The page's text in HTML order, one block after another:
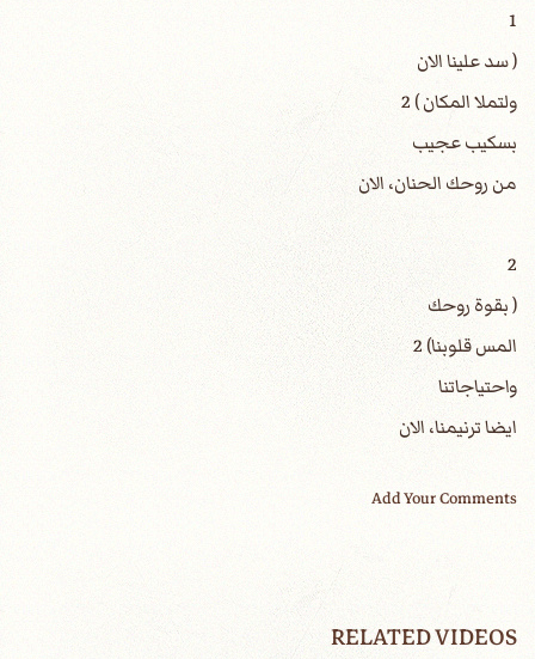
1
( سد علينا الان
ولتملا المكان ) 2
بسكيب عجيب
من روحك الحنان، الان
2
( بقوة روحك
المس قلوبنا) 2
واحتياجاتنا
ايضا ترنيمنا، الان
Add Your Comments
RELATED VIDEOS